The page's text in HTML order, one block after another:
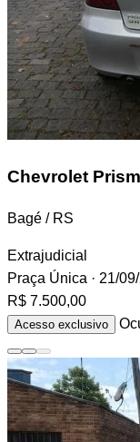
Chevrolet
Bagé / RS
Extrajudicial
Praça Única · 21/
R$ 7.500,00
Acesso exclusivo